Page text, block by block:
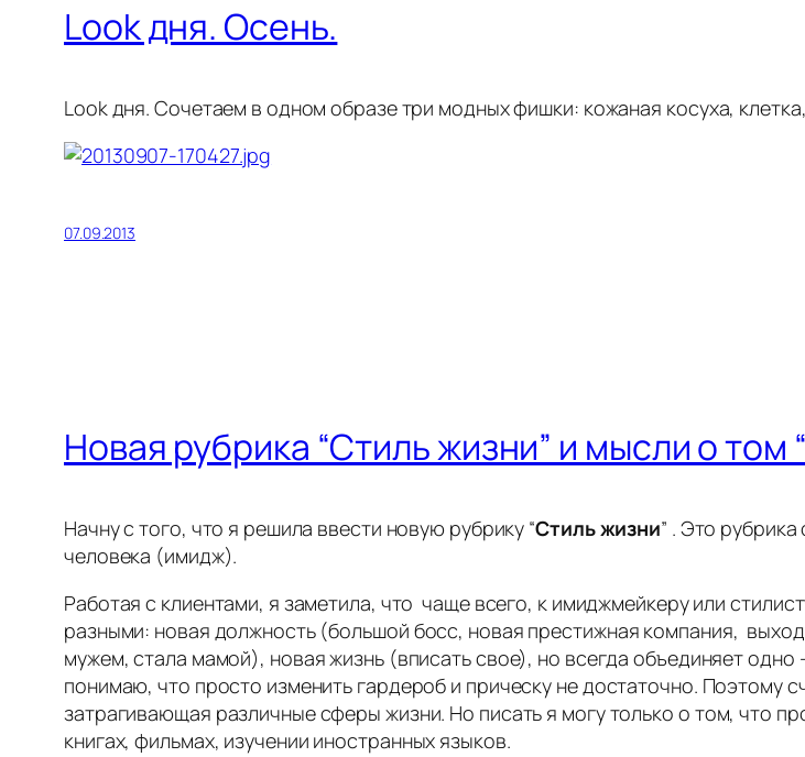
Look дня. Осень.
Look дня. Сочетаем в одном образе три модных фишки: кожаная косуха,
07.09.2013
Новая рубрика “Стиль жизни” и мысли о том
Начну с того, что я решила ввести новую рубрику “Стиль жизни” . Это
человека (имидж).
Работая с клиентами, я заметила, что чаще всего, к имиджмейкеру или
разными: новая должность (большой босс, новая престижная компания,
мужем,стала мамой), новая жизнь (вписать свое), но всегда объединяет
понимаю, что просто изменить гардероб и прическу не достаточно. Поэтому
затрагивающая различные сферы жизни. Но писать я могу только о том, что
книгах, фильмах, изучении иностранных языков.